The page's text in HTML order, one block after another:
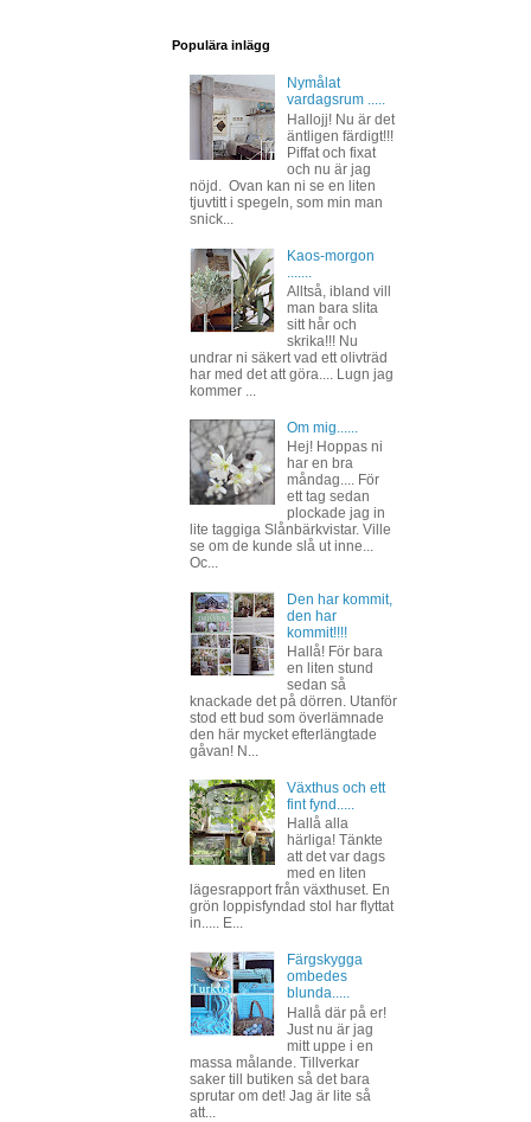
Populära inlägg
Nymålat
vardagsrum .....
Hallojj! Nu är det
äntligen färdigt!!!
Piffat och fixat
och nu är jag
nöjd. Ovan kan ni se en liten
tjuvtitt i spegeln, som min man
snick...
Kaos-morgon
Alltså, ibland vill
man bara slita
sitt hår och
skrika!!! Nu
undrar ni säkert vad ett olivträd
har med det att göra.... Lugn jag
kommer ...
Om mig......
Hej! Hoppas ni
har en bra
måndag.... För
ett tag sedan
plockade jag in
lite taggiga Slånbärkvistar. Ville
se om de kunde slå ut inne...
Oc...
Den har kommit,
den har
kommit!!!!
Hallå! För bara
en liten stund
sedan så
knackade det på dörren. Utanför
stod ett bud som överlämnade
den här mycket efterlängtade
gåvan! N...
Växthus och ett
fint fynd.....
Hallå alla
härliga! Tänkte
att det var dags
med en liten
lägesrapport från växthuset. En
grön loppisfyndad stol har flyttat
in..... E...
Färgskygga
ombedes
blunda.....
Hallå där på er!
Just nu är jag
mitt uppe i en
massa målande. Tillverkar
saker till butiken så det bara
sprutar om det! Jag är lite så
att...